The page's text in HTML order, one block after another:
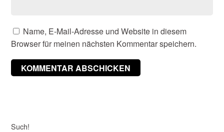
Name, E-Mail-Adresse und Website in diesem
Browser für meinen nächsten Kommentar speichern.
Such!